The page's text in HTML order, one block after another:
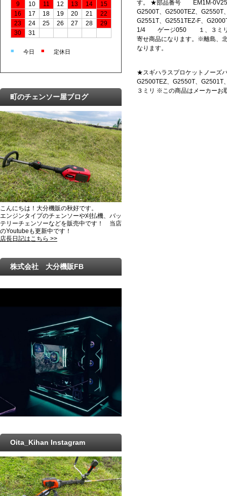
す。 ★部品番号 EM1M-
G2500T、G2500TEZ、G2550T
G2551T、G2551TEZ-F、
1/4 ゲージ050 １、３ミリ
寄せ商品になります。※離島、
なります。
★スギハラスプロケットノー
G2500TEZ、G2550T、
３ミリ ※この商品はメーカーお
9
10 11 12 13 14
15
16
17 18 19 20 21
22
23
24 25 26 27 28
29
30
31
■ 今日 ■ 定休日
町のチェンソー屋ブログ
こんにちは！大分機販の秋好です。
エンジンタイプのチェンソーや刈払機、バッ
テリーチェンソーなどを販売中です！ 当店
のYoutubeも更新中です！
店長日記はこちら >>
株式会社 大分機販FB
Oita_Kihan Instagram